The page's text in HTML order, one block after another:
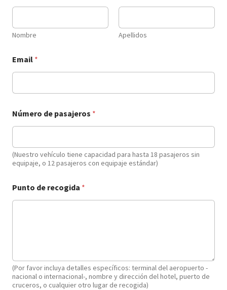
Nombre Apellidos
Email *
Número de pasajeros *
(Nuestro vehículo tiene capacidad para hasta 18 pasajeros sin
equipaje, o 12 pasajeros con equipaje estándar)
Punto de recogida *
(Por favor incluya detalles específicos: terminal del aeropuerto -
nacional o internacional-, nombre y dirección del hotel, puerto de
cruceros, o cualquier otro lugar de recogida)